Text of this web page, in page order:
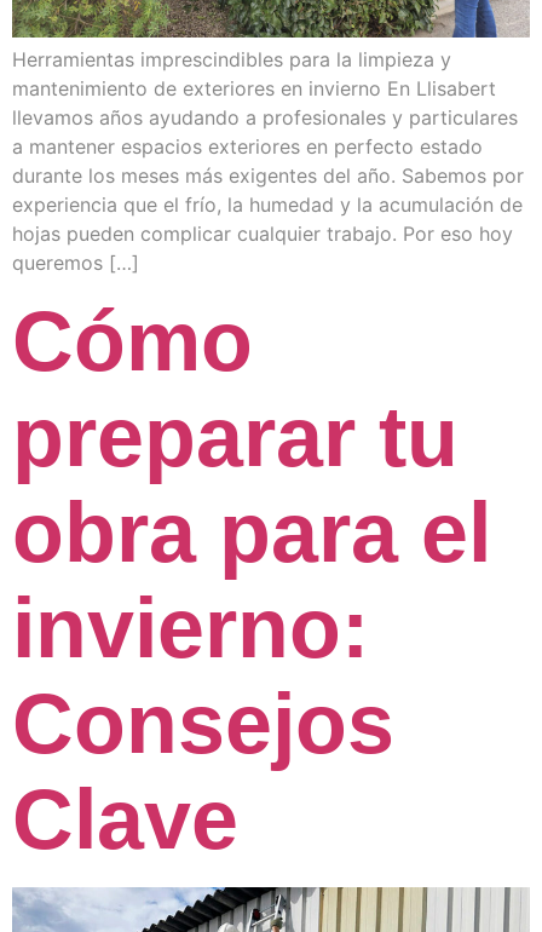
Herramientas imprescindibles para la limpieza y
mantenimiento de exteriores en invierno En Llisabert
llevamos años ayudando a profesionales y particulares
a mantener espacios exteriores en perfecto estado
durante los meses más exigentes del año. Sabemos por
experiencia que el frío, la humedad y la acumulación de
hojas pueden complicar cualquier trabajo. Por eso hoy
queremos […]
Cómo
preparar tu
obra para el
invierno:
Consejos
Clave